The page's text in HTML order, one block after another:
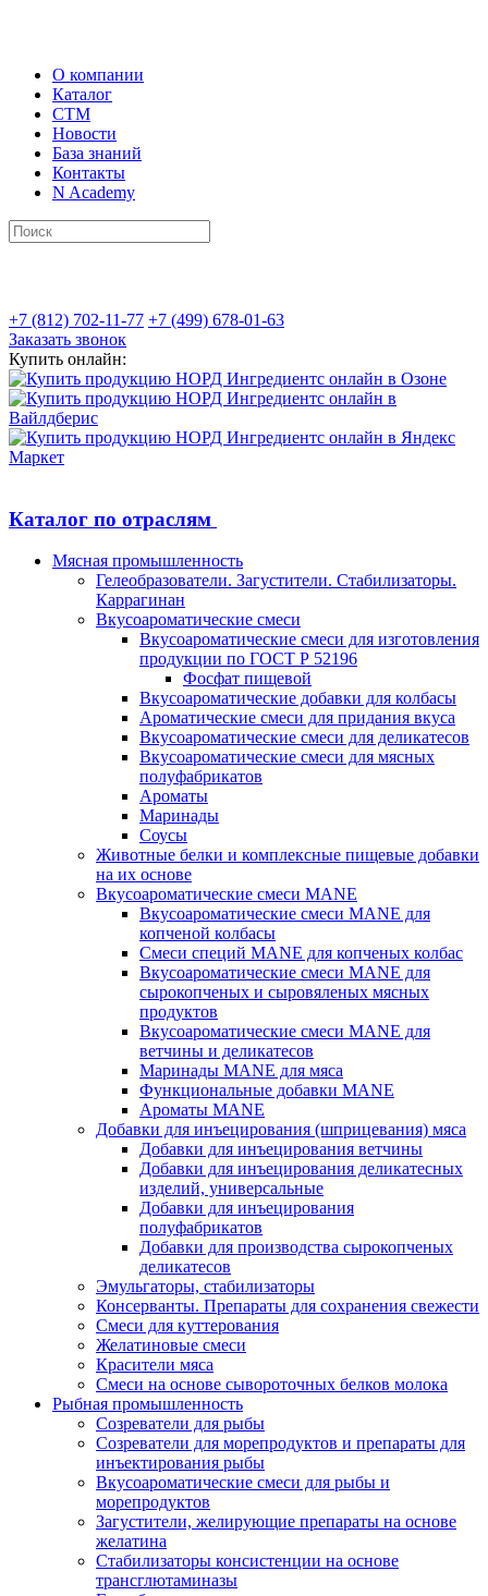
О компании
Каталог
СТМ
Новости
База знаний
Контакты
N Academy
+7 (812) 702-11-77 +7 (499) 678-01-63
Заказать звонок
Купить онлайн:
Каталог по отраслям
Мясная промышленность
Гелеобразователи. Загустители. Стабилизаторы.
Каррагинан
Вкусоароматические смеси
Вкусоароматические смеси для изготовления
продукции по ГОСТ Р 52196
Фосфат пищевой
Вкусоароматические добавки для колбасы
Ароматические смеси для придания вкуса
Вкусоароматические смеси для деликатесов
Вкусоароматические смеси для мясных
полуфабрикатов
Ароматы
Маринады
Соусы
Животные белки и комплексные пищевые добавки
на их основе
Вкусоароматические смеси MANE
Вкусоароматические смеси MANE для
копченой колбасы
Смеси специй MANE для копченых колбас
Вкусоароматические смеси MANE для
сырокопченых и сыровяленых мясных
продуктов
Вкусоароматические смеси MANE для
ветчины и деликатесов
Маринады MANE для мяса
Функциональные добавки MANE
Ароматы MANE
Добавки для инъецирования (шприцевания) мяса
Добавки для инъецирования ветчины
Добавки для инъецирования деликатесных
изделий, универсальные
Добавки для инъецирования
полуфабрикатов
Добавки для производства сырокопченых
деликатесов
Эмульгаторы, стабилизаторы
Консерванты. Препараты для сохранения свежести
Смеси для куттерования
Желатиновые смеси
Красители мяса
Смеси на основе сывороточных белков молока
Рыбная промышленность
Созреватели для рыбы
Созреватели для морепродуктов и препараты для
инъектирования рыбы
Вкусоароматические смеси для рыбы и
морепродуктов
Загустители, желирующие препараты на основе
желатина
Стабилизаторы консистенции на основе
трансглютаминазы